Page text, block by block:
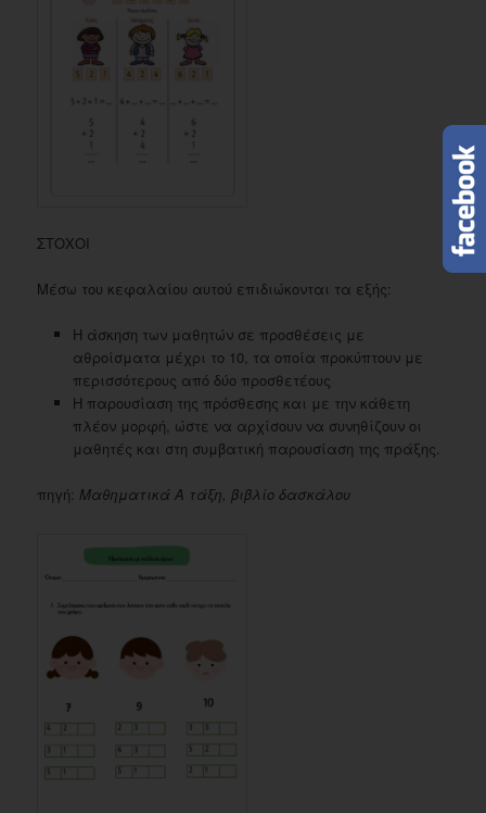
ΣΤΟΧΟΙ
Μέσω του κεφαλαίου αυτού επιδιώκονται τα εξής:
Η άσκηση των μαθητών σε προσθέσεις με
αθροίσματα μέχρι το 10, τα οποία προκύπτουν με
περισσότερους από δύο προσθετέους
Η παρουσίαση της πρόσθεσης και με την κάθετη
πλέον μορφή, ώστε να αρχίσουν να συνηθίζουν οι
μαθητές και στη συμβατική παρουσίαση της πράξης.
πηγή: Μαθηματικά Α τάξη, βιβλίο δασκάλου